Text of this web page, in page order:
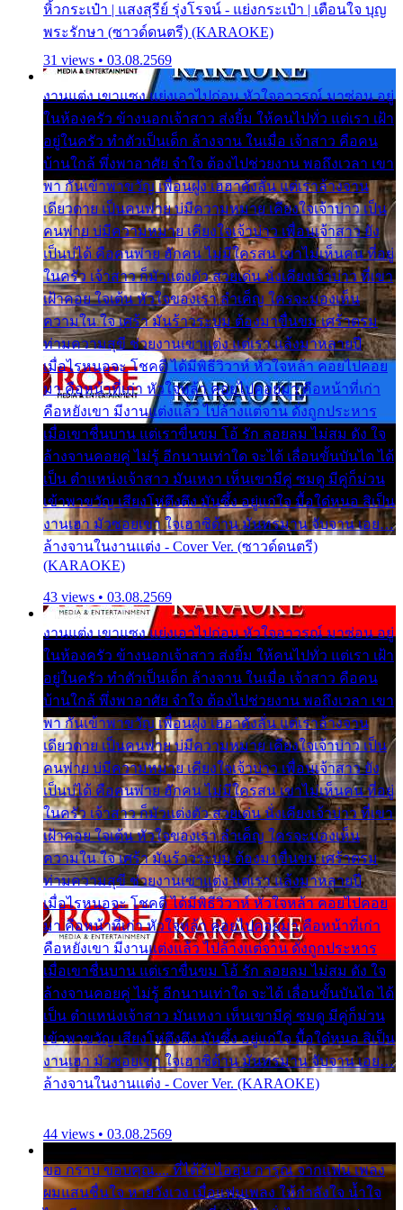
หิ้วกระเป๋า | แสงสุรีย์ รุ่งโรจน์ - แย่งกระเป๋า | เตือนใจ บุญ
พระรักษา (ซาวด์ดนตรี) (KARAOKE)
31 views • 03.08.2569
งานแต่ง เขาแซง แย่งเอาไปก่อน หัวใจอาวรณ์ มาซ่อน อยู่
ในห้องครัว ข้างนอกเจ้าสาว ส่งยิ้ม ให้คนไปทั่ว แต่เรา เฝ้า
อยู่ในครัว ทำตัวเป็นเด็ก ล้างจาน ในเมื่อ เจ้าสาว คือคน
บ้านใกล้ พึ่งพาอาศัย จำใจ ต้องไปช่วยงาน พอถึงเวลา เขา
พา กันเข้าพาขวัญ เพื่อนฝูง เฮฮาดังลั่น แต่เราล้างจาน
เดียวดาย เป็นคนพ่าย บ่มีความหมาย เคียงใจเจ้าบ่าว เป็น
คนพ่าย บ่มีความหมาย เคียงใจเจ้าบ่าว เพื่อนเจ้าสาว ยัง
เป็นบ่ได้ คือคนพ่าย ฮักคน ไม่มีใครสน เขาไม่เห็นคน ที่อยู่
ในครัว เจ้าสาว ก็มัวแต่งตัว สวยเด่น นั่งเคียงเจ้าบ่าว ที่เขา
เฝ้าคอย ใจเต้น หัวใจของเรา ลำเค็ญ ใครจะมองเห็น
ความใน ใจ เศร้า มันร้าวระบม ต้องมาขื่นขม เศร้าตรม
ท่ามความสุขี ช่วยงานเขาแต่ง แต่เรา แล้งมาหลายปี
เมื่อไรหนอจะ โชคดี ได้มีพิธีวิวาห์ หัวใจหล้า คอยไปคอย
มา คือหน้าที่เก่า หัวใจหล้า คอยไปคอยมา คือหน้าที่เก่า
คือหยังเขา มีงานแต่งแล้ว ไปล้างแต่จาน ดั่งถูกประหาร
เมื่อเขาชื่นบาน แต่เราขื่นขม โอ้ รัก ลอยลม ไม่สม ดัง ใจ
ล้างจานคอยคู่ ไม่รู้ อีกนานเท่าใด จะได้ เลื่อนขั้นบันได ได้
เป็น ตำแหน่งเจ้าสาว มันเหงา เห็นเขามีคู่ ซมดู มีคู่ก็ม่วน
เข้าพาขวัญ เสียงโห่ตึงตึง มันซึ้ง อยู่แก่ใจ มื้อใด๋หนอ สิเป็น
งานเฮา มัวซอยเขา ใจเฮาซิด้าน มันทรมาน จับจาน เอย…
ล้างจานในงานแต่ง - Cover Ver. (ซาวด์ดนตรี)
(KARAOKE)
43 views • 03.08.2569
งานแต่ง เขาแซง แย่งเอาไปก่อน หัวใจอาวรณ์ มาซ่อน อยู่
ในห้องครัว ข้างนอกเจ้าสาว ส่งยิ้ม ให้คนไปทั่ว แต่เรา เฝ้า
อยู่ในครัว ทำตัวเป็นเด็ก ล้างจาน ในเมื่อ เจ้าสาว คือคน
บ้านใกล้ พึ่งพาอาศัย จำใจ ต้องไปช่วยงาน พอถึงเวลา เขา
พา กันเข้าพาขวัญ เพื่อนฝูง เฮฮาดังลั่น แต่เราล้างจาน
เดียวดาย เป็นคนพ่าย บ่มีความหมาย เคียงใจเจ้าบ่าว เป็น
คนพ่าย บ่มีความหมาย เคียงใจเจ้าบ่าว เพื่อนเจ้าสาว ยัง
เป็นบ่ได้ คือคนพ่าย ฮักคน ไม่มีใครสน เขาไม่เห็นคน ที่อยู่
ในครัว เจ้าสาว ก็มัวแต่งตัว สวยเด่น นั่งเคียงเจ้าบ่าว ที่เขา
เฝ้าคอย ใจเต้น หัวใจของเรา ลำเค็ญ ใครจะมองเห็น
ความใน ใจ เศร้า มันร้าวระบม ต้องมาขื่นขม เศร้าตรม
ท่ามความสุขี ช่วยงานเขาแต่ง แต่เรา แล้งมาหลายปี
เมื่อไรหนอจะ โชคดี ได้มีพิธีวิวาห์ หัวใจหล้า คอยไปคอย
มา คือหน้าที่เก่า หัวใจหล้า คอยไปคอยมา คือหน้าที่เก่า
คือหยังเขา มีงานแต่งแล้ว ไปล้างแต่จาน ดั่งถูกประหาร
เมื่อเขาชื่นบาน แต่เราขื่นขม โอ้ รัก ลอยลม ไม่สม ดัง ใจ
ล้างจานคอยคู่ ไม่รู้ อีกนานเท่าใด จะได้ เลื่อนขั้นบันได ได้
เป็น ตำแหน่งเจ้าสาว มันเหงา เห็นเขามีคู่ ซมดู มีคู่ก็ม่วน
เข้าพาขวัญ เสียงโห่ตึงตึง มันซึ้ง อยู่แก่ใจ มื้อใด๋หนอ สิเป็น
งานเฮา มัวซอยเขา ใจเฮาซิด้าน มันทรมาน จับจาน เอย…
ล้างจานในงานแต่ง - Cover Ver. (KARAOKE)
44 views • 03.08.2569
ขอ กราบ ขอบคุณ.... ที่ได้รับไออุ่น การุณ จากแฟน เพลง
ผมแสนชื่นใจ หายวังเวง เมื่อแฟนเพลง ให้กำลังใจ น้ำใจ